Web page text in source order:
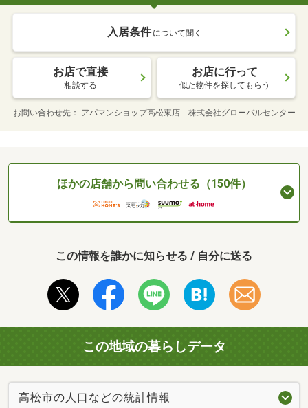
入居条件 について聞く
お店で直接
相談する
お店に行って
似た物件を探してもらう
お問い合わせ先 アパマンショップ高松東店 株式会社グローバルセンター
ほかの店舗から問い合わせる（150件）
この情報を誰かに知らせる / 自分に送る
この地域の暮らしデータ
高松市の人口などの統計情報